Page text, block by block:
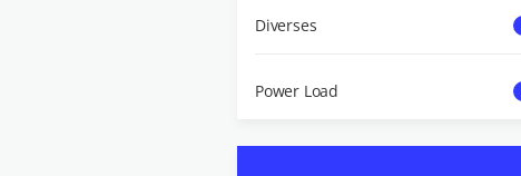
Diverses
Power Load